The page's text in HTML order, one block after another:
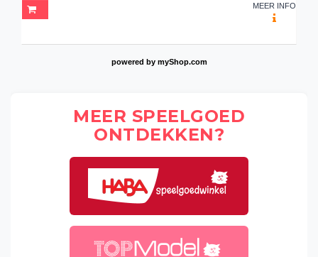
MEER INFO
powered by myShop.com
MEER SPEELGOED
ONTDEKKEN?